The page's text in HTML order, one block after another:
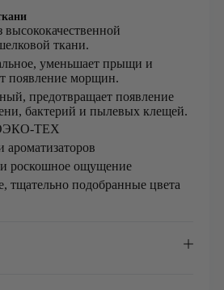
высококачественной
ткани.
уменьшает прыщи и
появление морщин.
предотвращает появление
бактерий и пылевых клещей.
ТЕХ
ароматизаторов
роскошное ощущение
тщательно подобранные цвета